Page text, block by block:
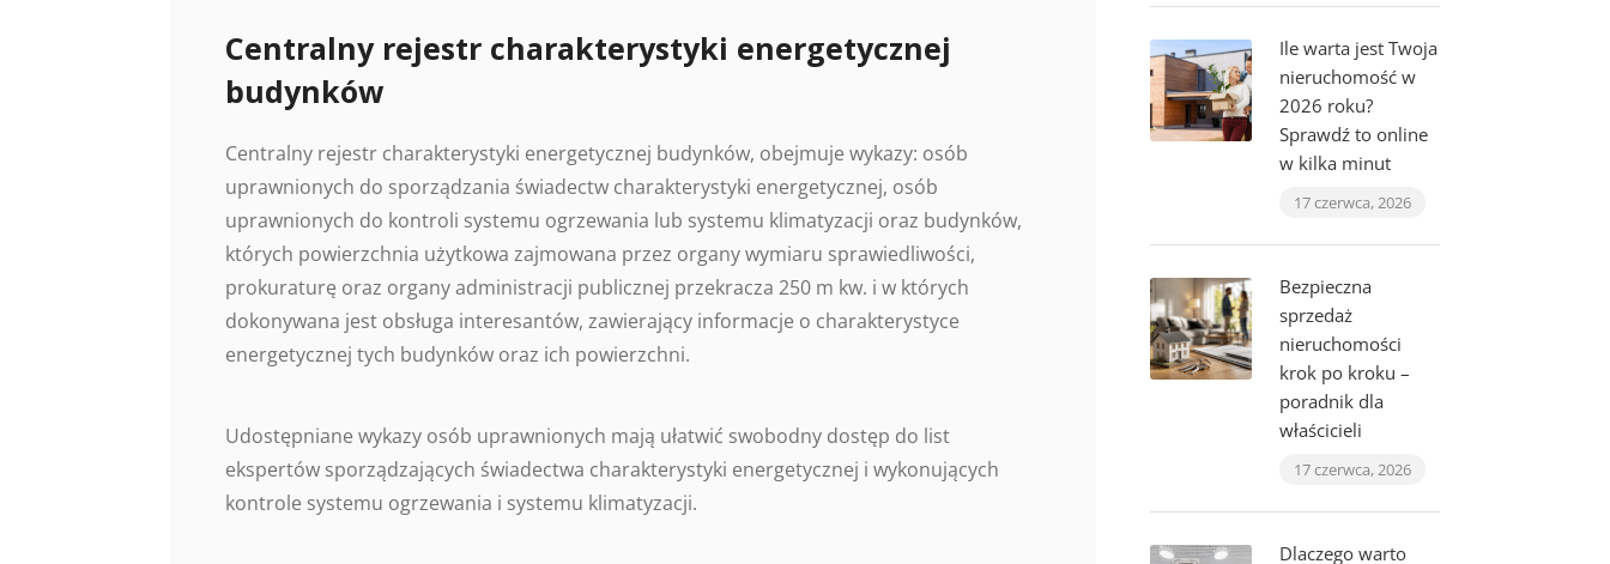
Centralny rejestr charakterystyki energetycznej
budynków
Centralny rejestr charakterystyki energetycznej budynków, obejmuje wykazy: osób
uprawnionych do sporządzania świadectw charakterystyki energetycznej, osób
uprawnionych do kontroli systemu ogrzewania lub systemu klimatyzacji oraz budynków,
których powierzchnia użytkowa zajmowana przez organy wymiaru sprawiedliwości,
prokuraturę oraz organy administracji publicznej przekracza 250 m kw. i w których
dokonywana jest obsługa interesantów, zawierający informacje o charakterystyce
energetycznej tych budynków oraz ich powierzchni.
Udostępniane wykazy osób uprawnionych mają ułatwić swobodny dostęp do list
ekspertów sporządzających świadectwa charakterystyki energetycznej i wykonujących
kontrole systemu ogrzewania i systemu klimatyzacji.
Ile warta jest Twoja
nieruchomość w
2026 roku?
Sprawdź to online
w kilka minut
17 czerwca, 2026
Bezpieczna
sprzedaż
nieruchomości
krok po kroku –
poradnik dla
właścicieli
17 czerwca, 2026
Dlaczego warto